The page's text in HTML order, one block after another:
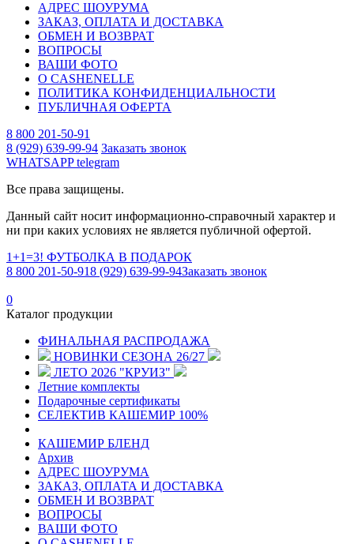
АДРЕС ШОУРУМА
ЗАКАЗ, ОПЛАТА И ДОСТАВКА
ОБМЕН И ВОЗВРАТ
ВОПРОСЫ
ВАШИ ФОТО
О CASHENELLE
ПОЛИТИКА КОНФИДЕНЦИАЛЬНОСТИ
ПУБЛИЧНАЯ ОФЕРТА
8 800 201-50-91
8 (929) 639-99-94 Заказать звонок
WHATSAPPtelegram
Все права защищены.
Данный сайт носит информационно-справочный характер и
ни при каких условиях не является публичной офертой.
1+1=3! ФУТБОЛКА В ПОДАРОК
8 800 201-50-918 (929) 639-99-94Заказать звонок
0
Каталог продукции
ФИНАЛЬНАЯ РАСПРОДАЖА
НОВИНКИ СЕЗОНА 26/27
ЛЕТО 2026 "КРУИЗ"
Летние комплекты
Подарочные сертификаты
СЕЛЕКТИВ КАШЕМИР 100%
КАШЕМИР БЛЕНД
Архив
АДРЕС ШОУРУМА
ЗАКАЗ, ОПЛАТА И ДОСТАВКА
ОБМЕН И ВОЗВРАТ
ВОПРОСЫ
ВАШИ ФОТО